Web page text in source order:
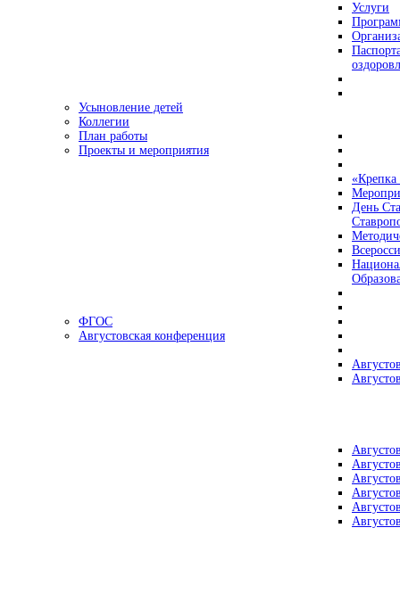
Услуги
Усыновление детей
Коллегии
План работы
Проекты и мероприятия
«Крепка
День
ФГОС
Августовская конференция